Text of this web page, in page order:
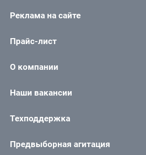
Реклама на сайте
Прайс-лист
О компании
Наши вакансии
Техподдержка
Предвыборная агитация